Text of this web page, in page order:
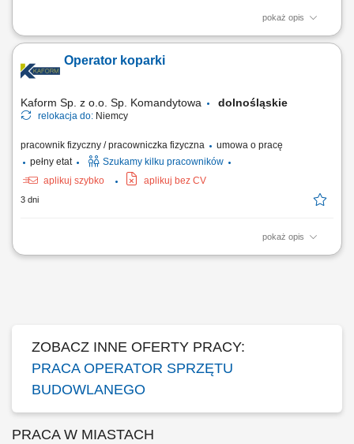
pokaż opis
Sterowanie koparką kołową, ładowarką teleskopową lub koparko-
transportowych w trakcie budowy obiektów mostowych. Wykonywanie
codziennych przeglądów, czyszczenia oraz podstawowych prac
Operator koparki
Kaform Sp. z o.o. Sp. Komandytowa dolnośląskie
relokacja do: Niemcy
pracownik fizyczny / pracowniczka fizyczna
umowa o pracę
pełny etat
Szukamy kilku pracowników
aplikuj szybko
aplikuj bez CV
3 dni
pokaż opis
Opis stanowiska: Praca na koparce jednonaczyniowej; Po zakończeniu
ZOBACZ INNE OFERTY PRACY:
PRACA OPERATOR SPRZĘTU
BUDOWLANEGO
PRACA W MIASTACH